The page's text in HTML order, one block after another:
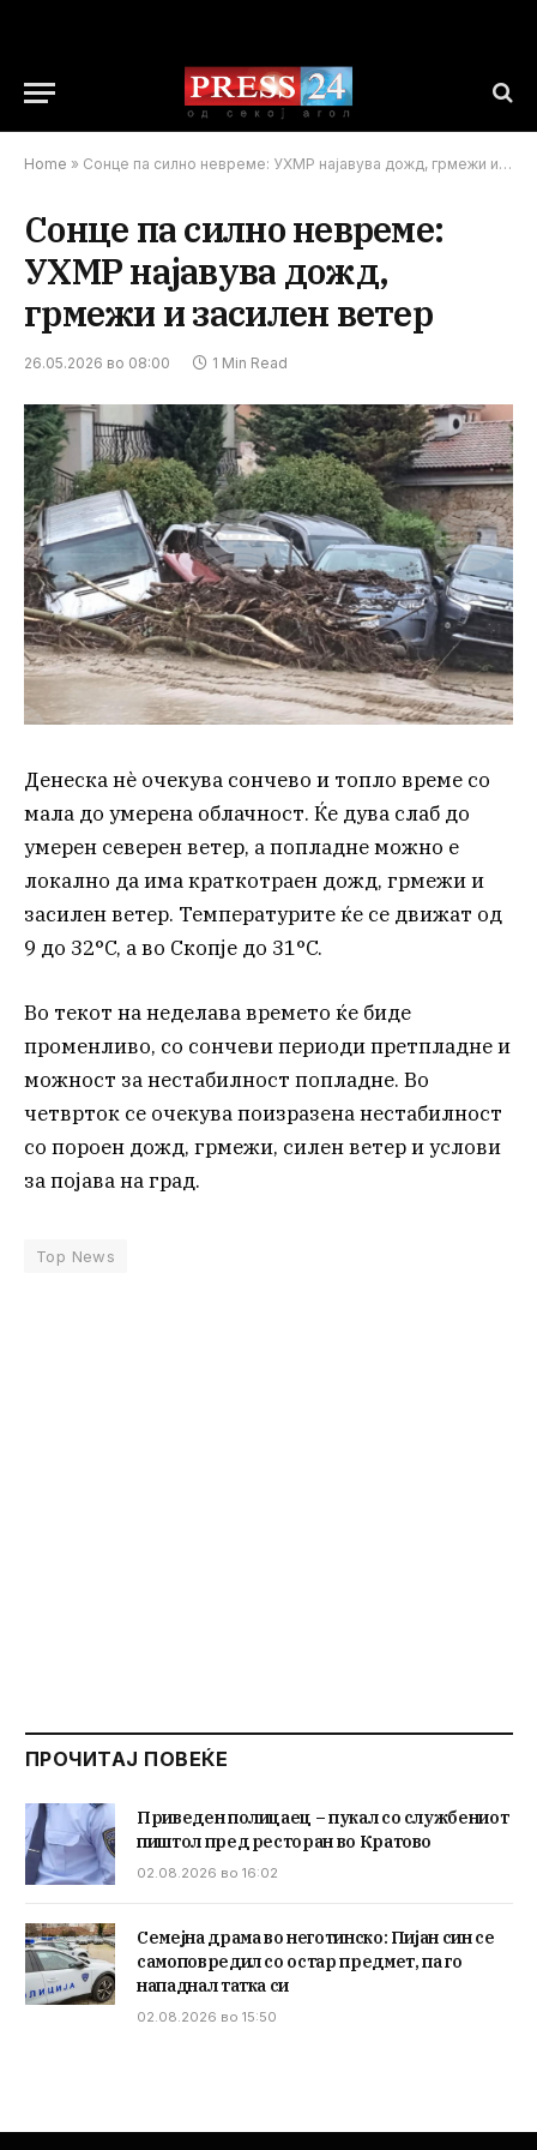
Home » Сонце па силно невреме: УХМР најавува дожд, грмежи и засилен ветер
Сонце па силно невреме:
УХМР најавува дожд,
грмежи и засилен ветер
26.05.2026 во 08:00 1 Min Read
Денеска нѐ очекува сончево и топло време со
мала до умерена облачност. Ќе дува слаб до
умерен северен ветер, а попладне можно е
локално да има краткотраен дожд, грмежи и
засилен ветер. Температурите ќе се движат од
9 до 32°C, а во Скопје до 31°C.
Во текот на неделава времето ќе биде
променливо, со сончеви периоди претпладне и
можност за нестабилност попладне. Во
четврток се очекува поизразена нестабилност
со пороен дожд, грмежи, силен ветер и услови
за појава на град.
Top News
ПРОЧИТАЈ ПОВЕЌЕ
Приведен полицаец – пукал со службениот
пиштол пред ресторан во Кратово
02.08.2026 во 16:02
Семејна драма во неготинско: Пијан син се
самоповредил со остар предмет, па го
нападнал татка си
02.08.2026 во 15:50